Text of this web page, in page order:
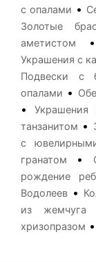
с опалами •
Золотые
аметистом
Украшения с
Подвески с
опалами •
•Украшения
танзанитом •
с
гранатом
•
рождение
Водолеев •
из жемчуга
хризопразом •